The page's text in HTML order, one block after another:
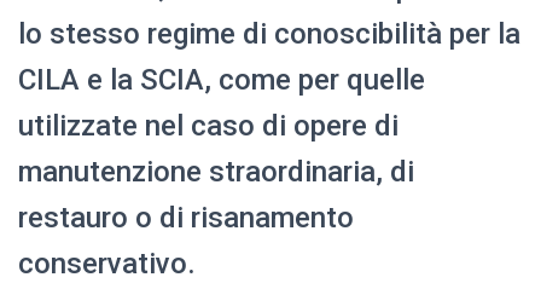
lo stesso regime di conoscibilità per la
CILA e la SCIA, come per quelle
utilizzate nel caso di opere di
manutenzione straordinaria, di
restauro o di risanamento
conservativo.